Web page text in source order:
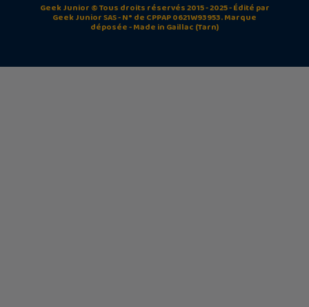
Geek Junior © Tous droits réservés 2015 - 2025 - Édité par
Geek Junior SAS - N° de CPPAP 0621W93953. Marque
déposée - Made in Gaillac (Tarn)